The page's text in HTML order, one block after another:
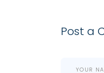
Post a